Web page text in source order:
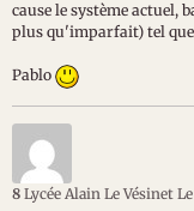
cause le système actuel,
plus qu'imparfait) tel que
Pablo
8 Lycée Alain Le Vésinet